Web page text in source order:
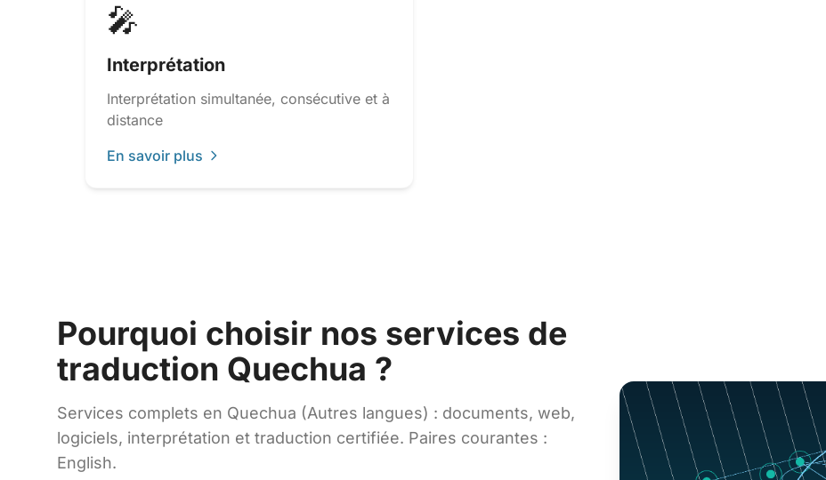
🎤
Interprétation
Interprétation simultanée, consécutive et à
distance
En savoir plus
Pourquoi choisir nos services de
traduction Quechua ?
Services complets en Quechua (Autres langues) : documents, web,
logiciels, interprétation et traduction certifiée. Paires courantes :
English.